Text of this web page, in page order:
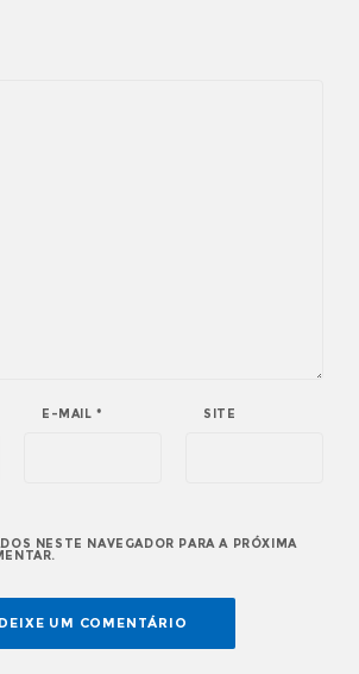
E-MAIL* SITE
NESTE NAVEGADOR PARA A PRÓXIMA